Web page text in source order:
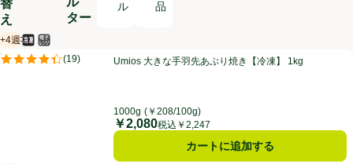
替
え
順
ター
ル
品
商品リスト
【PR】
PR
PR
Umios 大きな手羽先あぶり焼き【冷凍】 1kg
+4週
賞味・消費期限保証：4週間
冷凍食品
電子レンジ使用可
(19)
評価は19件のレビューで5点中4.4点。Umios 大きな手羽先あぶり焼き【冷凍】 1kg
1000g (￥208/100g)
価格
￥2,080税込￥2,247
カートに追加する